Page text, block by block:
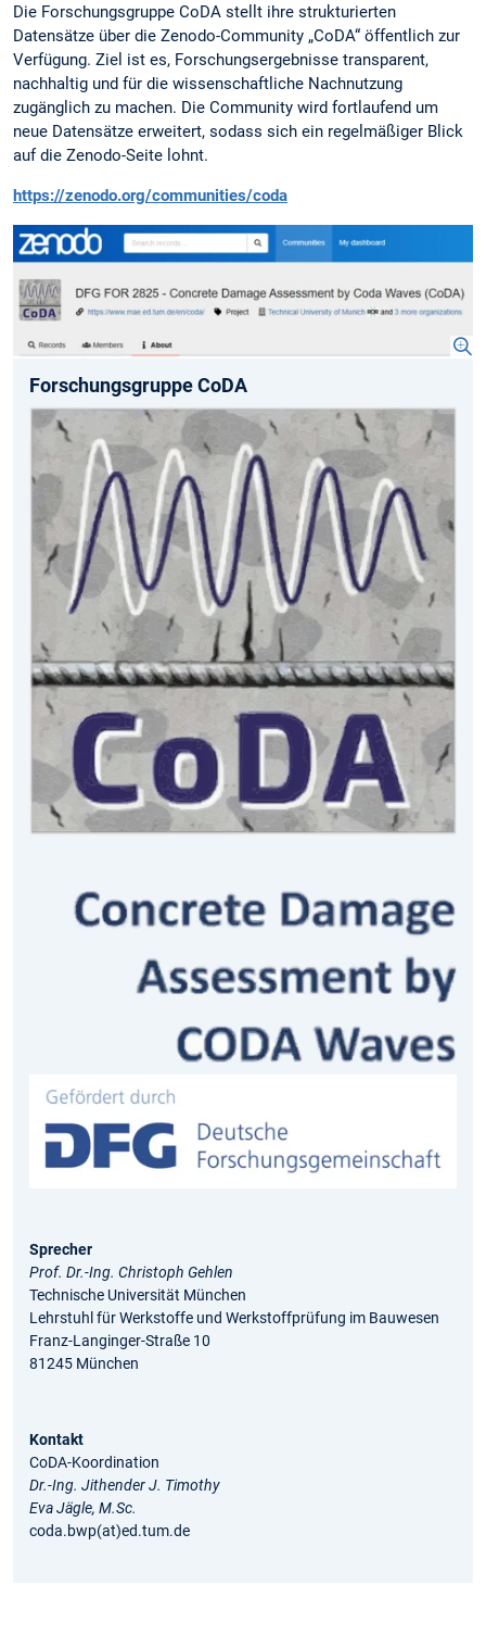
Die Forschungsgruppe CoDA stellt ihre strukturierten
Datensätze über die Zenodo-Community „CoDA“ öffentlich zur
Verfügung. Ziel ist es, Forschungsergebnisse transparent,
nachhaltig und für die wissenschaftliche Nachnutzung
zugänglich zu machen. Die Community wird fortlaufend um
neue Datensätze erweitert, sodass sich ein regelmäßiger Blick
auf die Zenodo-Seite lohnt.
https://zenodo.org/communities/coda
Forschungsgruppe CoDA
Sprecher
Prof. Dr.-Ing. Christoph Gehlen
Technische Universität München
Lehrstuhl für Werkstoffe und Werkstoffprüfung im Bauwesen
Franz-Langinger-Straße 10
81245 München
Kontakt
CoDA-Koordination
Dr.-Ing. Jithender J. Timothy
Eva Jägle, M.Sc.
coda.bwp(at)ed.tum.de